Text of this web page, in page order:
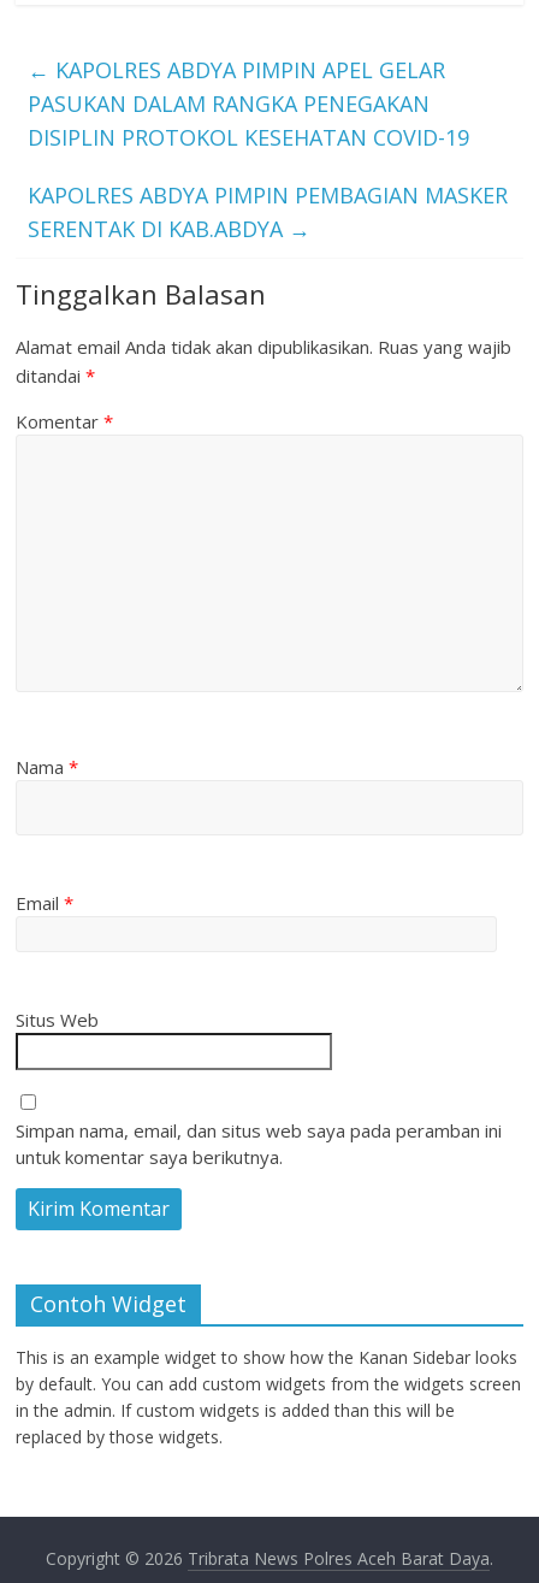
← KAPOLRES ABDYA PIMPIN APEL GELAR
PASUKAN DALAM RANGKA PENEGAKAN
DISIPLIN PROTOKOL KESEHATAN COVID-19
KAPOLRES ABDYA PIMPIN PEMBAGIAN MASKER
SERENTAK DI KAB.ABDYA →
Tinggalkan Balasan
Alamat email Anda tidak akan dipublikasikan. Ruas yang wajib
ditandai*
Komentar*
Nama*
Email*
Situs Web
Simpan nama, email, dan situs web saya pada peramban ini
untuk komentar saya berikutnya.
Contoh Widget
This is an example widget to show how the Kanan Sidebar looks
by default. You can add custom widgets from the widgets screen
in the admin. If custom widgets is added than this will be
replaced by those widgets.
Copyright © 2026 Tribrata News Polres Aceh Barat Daya.